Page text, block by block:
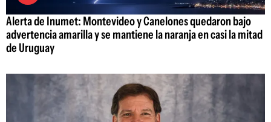
Alerta de Inumet: Montevideo y Canelones quedaron bajo
advertencia amarilla y se mantiene la naranja en casi la mitad
de Uruguay